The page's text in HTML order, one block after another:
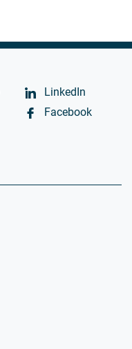
LinkedIn
Facebook